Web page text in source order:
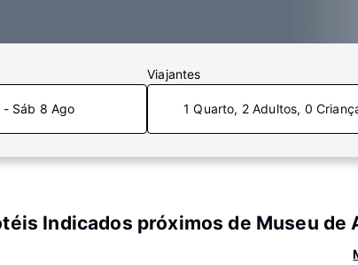
- Sáb 8 Ago
Viajantes
1 Quarto, 2 Adultos, 0
Indicados próximos de Museu de